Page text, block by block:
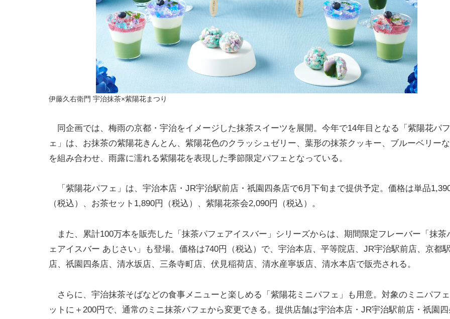
伊藤久右衛門 宇治抹茶×紫陽花まつり
同企画では、梅雨の京都・宇治をイメージした抹茶スイーツを展開。今年で14年目となる「紫陽花パフ
ェ」は、お抹茶の紫陽花きんとん、紫陽花色のクラッシュゼリー、葉形の抹茶クッキー、ブルーベリー
を組み合わせ、雨露に濡れる紫陽花を表現した季節限定パフェとなっている。
「紫陽花パフェ」は、宇治本店・JR宇治駅前店・祇園四条店で6月下旬まで提供予定。価格は単品
（税込）、お茶セット1,890円（税込）、紫陽花茶会2,090円（税込）。
また、累計100万本を販売した「抹茶パフェアイスバー」シリーズからは、期間限定フレーバー「抹茶
ェアイスバー あじさい」も登場。価格は740円（税込）で、宇治本店、平等院店、JR宇治駅前店、京都
店、祇園四条店、清水坂店、三条寺町店、伏見稲荷店、清水産寧坂店、清水本店で販売される。
さらに、宇治抹茶そばなどの食事メニューと楽しめる「紫陽花ミニパフェ」も用意。対象のミニパフ
ットに＋200円で、通常のミニ抹茶パフェから変更できる。提供店舗は宇治本店・JR宇治駅前店・祇園四